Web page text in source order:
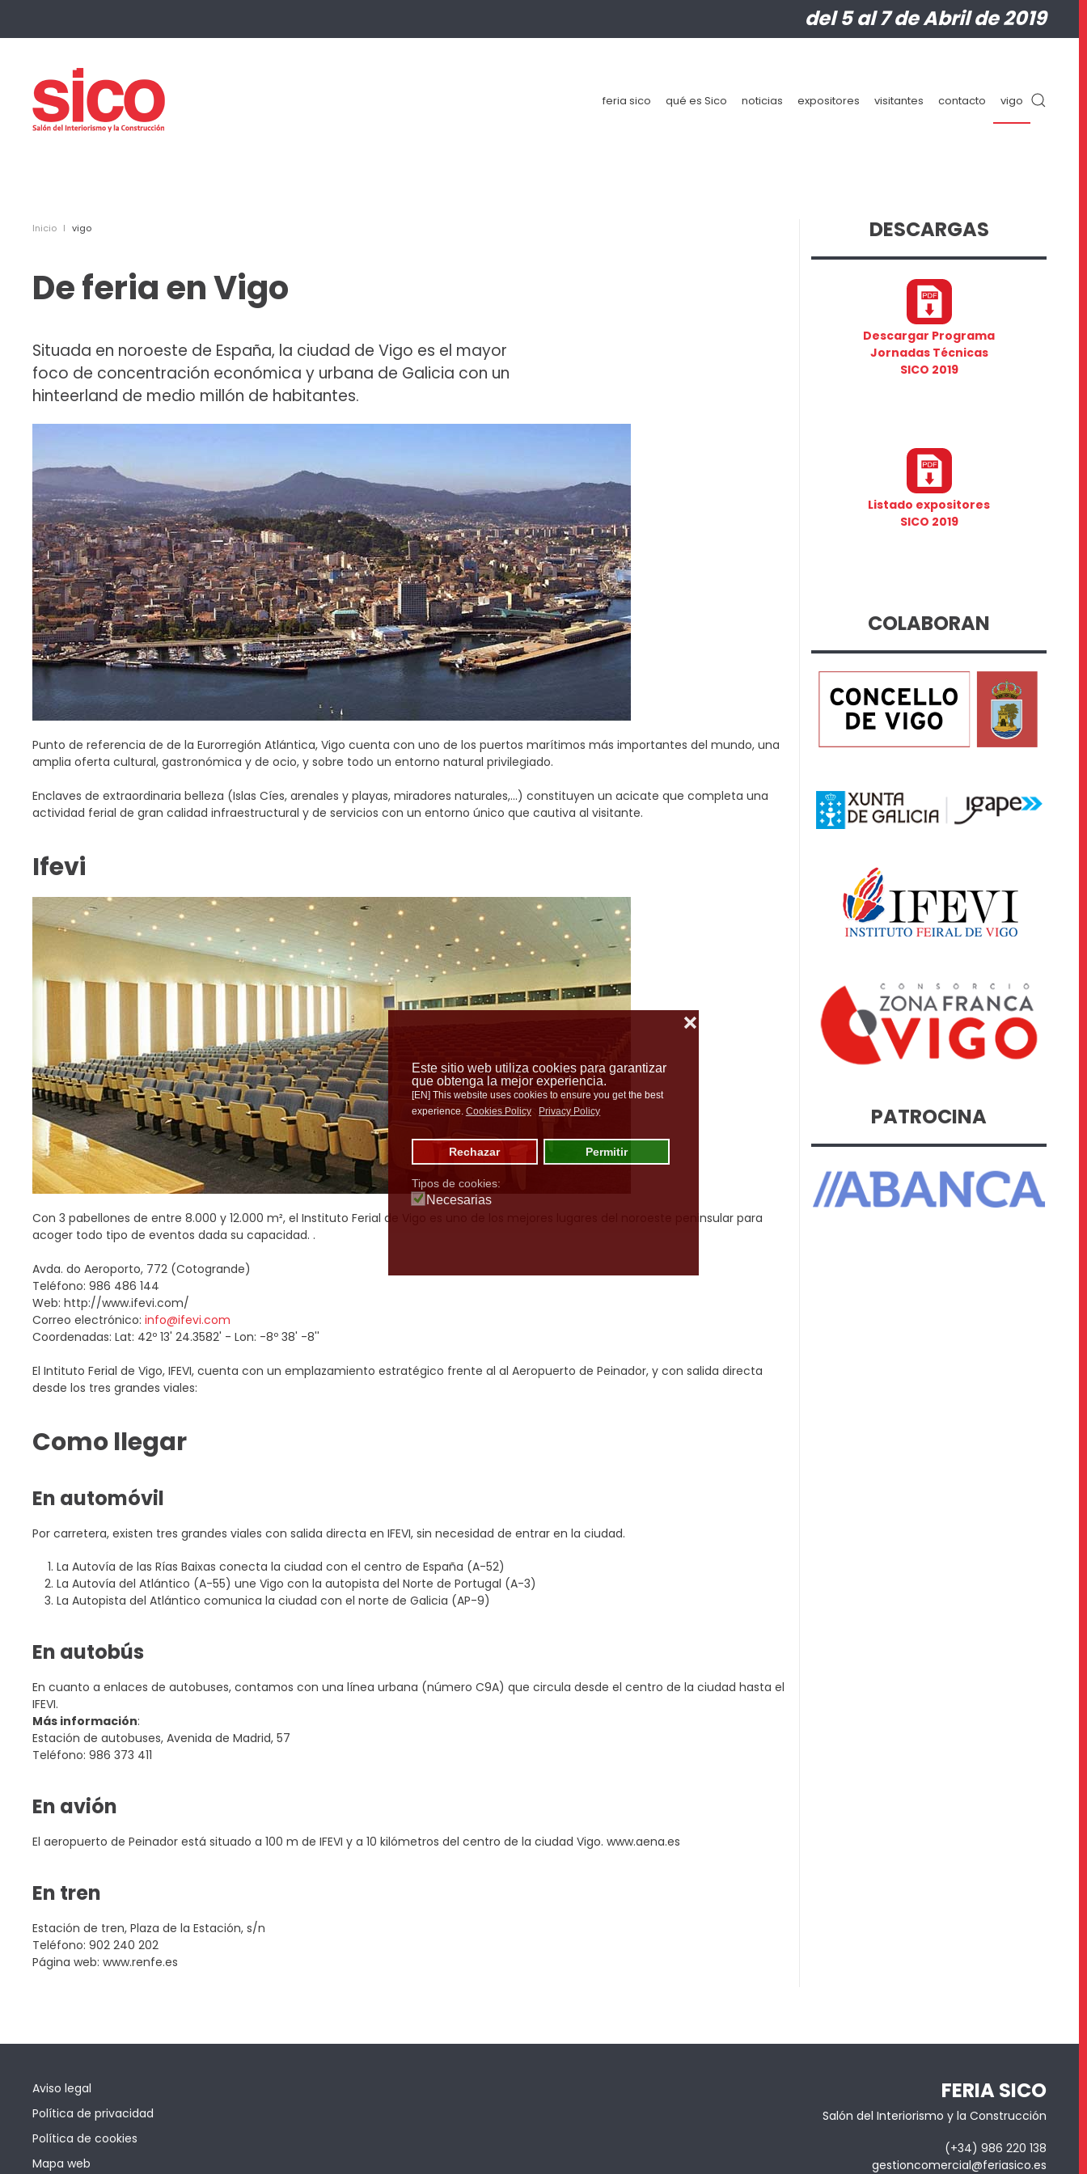
Este sitio web utiliza cookies para garantizar
que obtenga la mejor experiencia.
[EN] This website uses cookies to ensure you get the best
experience. Cookies Policy Privacy Policy
Rechazar Permitir
❌
Tipos de cookies:
Necesarias
del 5 al 7 de Abril de 2019
feria sico qué es Sico noticias expositores visitantes contacto vigo
Inicio vigo
De feria en Vigo
Situada en noroeste de España, la ciudad de Vigo es el mayor
foco de concentración económica y urbana de Galicia con un
hinteerland de medio millón de habitantes.
Punto de referencia de de la Eurorregión Atlántica, Vigo cuenta con uno de los puertos marítimos más importantes del mundo, una
amplia oferta cultural, gastronómica y de ocio, y sobre todo un entorno natural privilegiado.
Enclaves de extraordinaria belleza (Islas Cíes, arenales y playas, miradores naturales,...) constituyen un acicate que completa una
actividad ferial de gran calidad infraestructural y de servicios con un entorno único que cautiva al visitante.
Ifevi
Con 3 pabellones de entre 8.000 y 12.000 m², el Instituto Ferial de Vigo es uno de los mejores lugares del noroeste peninsular para
acoger todo tipo de eventos dada su capacidad. .
Avda. do Aeroporto, 772 (Cotogrande)
Teléfono: 986 486 144
Web: http://www.ifevi.com/
Correo electrónico: info@ifevi.com
Coordenadas: Lat: 42º 13' 24.3582' - Lon: -8º 38' -8''
El Intituto Ferial de Vigo, IFEVI, cuenta con un emplazamiento estratégico frente al al Aeropuerto de Peinador, y con salida directa
desde los tres grandes viales:
Como llegar
En automóvil
Por carretera, existen tres grandes viales con salida directa en IFEVI, sin necesidad de entrar en la ciudad.
La Autovía de las Rías Baixas conecta la ciudad con el centro de España (A-52)
La Autovía del Atlántico (A-55) une Vigo con la autopista del Norte de Portugal (A-3)
La Autopista del Atlántico comunica la ciudad con el norte de Galicia (AP-9)
En autobús
En cuanto a enlaces de autobuses, contamos con una línea urbana (número C9A) que circula desde el centro de la ciudad hasta el
IFEVI.
Más información:
Estación de autobuses, Avenida de Madrid, 57
Teléfono: 986 373 411
En avión
El aeropuerto de Peinador está situado a 100 m de IFEVI y a 10 kilómetros del centro de la ciudad Vigo. www.aena.es
En tren
Estación de tren, Plaza de la Estación, s/n
Teléfono: 902 240 202
Página web: www.renfe.es
DESCARGAS
Descargar Programa
Jornadas Técnicas
SICO 2019
Listado expositores
SICO 2019
COLABORAN
PATROCINA
Aviso legal
Política de privacidad
Política de cookies
Mapa web
FERIA SICO
Salón del Interiorismo y la Construcción
(+34) 986 220 138
gestioncomercial@feriasico.es